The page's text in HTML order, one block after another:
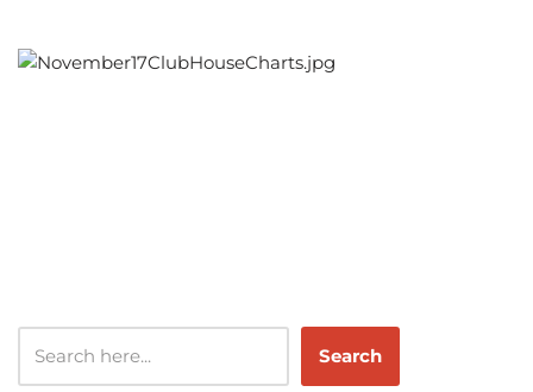
Search